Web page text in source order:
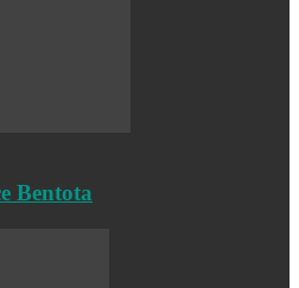
Bentota